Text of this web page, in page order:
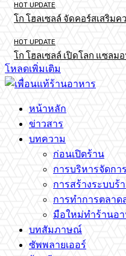
HOT UPDATE
โก โฮลเซลล์ จัดคอร์สเสริม
HOT UPDATE
โก โฮลเซลล์ เปิดโลก แซลม
โหลดเพิ่มเติม
หน้าหลัก
ข่าวสาร
บทความ
ก่อนเปิดร้าน
การบริหารจัดก
การสร้างระบบร้
การทำการตลาด
มือใหม่ทำร้านอา
บทสัมภาษณ์
ซัพพลายเออร์